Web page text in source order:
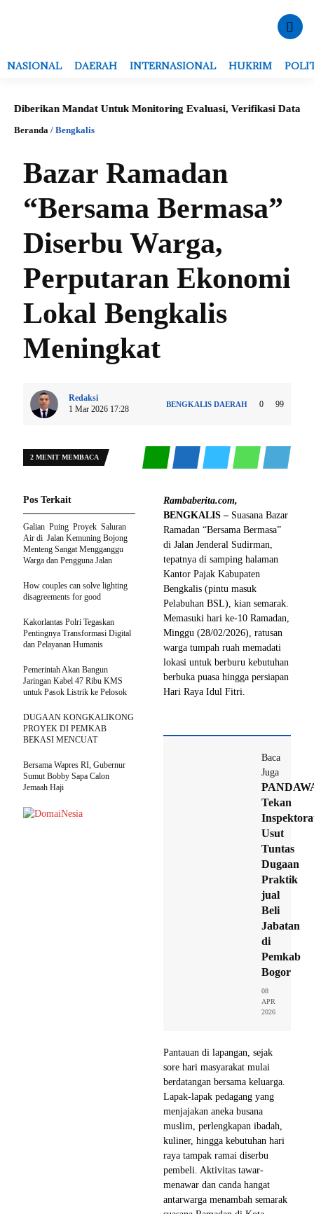
NASIONAL DAERAH INTERNASIONAL HUKRIM
Mandat Untuk Monitoring Evaluasi, Verifikasi Data Serta
Beranda / Bengkalis
Bazar Ramadan
“Bersama Bermasa”
Diserbu Warga,
Perputaran Ekonomi
Lokal Bengkalis
Meningkat
Redaksi
1 Mar 2026 17:28
BENGKALIS DAERAH 0 99
2 MENIT MEMBACA
Rambaberita.com,
BENGKALIS – Suasana Bazar
Ramadan “Bersama Bermasa”
di Jalan Jenderal Sudirman,
tepatnya di samping halaman
Kantor Pajak Kabupaten
Bengkalis (pintu masuk
Pelabuhan BSL), kian semarak.
Memasuki hari ke-10 Ramadan,
Minggu (28/02/2026), ratusan
warga tumpah ruah memadati
lokasi untuk berburu kebutuhan
berbuka puasa hingga persiapan
Hari Raya Idul Fitri.
Baca
Juga
Tekan
Usut
Tuntas
Dugaan
Praktik
jual
Beli
Jabatan
di
Pemkab
Bogor
08
APR
2026
Pantauan di lapangan, sejak
sore hari masyarakat mulai
berdatangan bersama keluarga.
Lapak-lapak pedagang yang
menjajakan aneka busana
muslim, perlengkapan ibadah,
kuliner, hingga kebutuhan hari
raya tampak ramai diserbu
pembeli. Aktivitas tawar-
menawar dan canda hangat
antarwarga menambah semarak
Pos Terkait
Galian Puing Proyek Saluran
Air di Jalan Kemuning Bojong
Menteng Sangat Mengganggu
Warga dan Pengguna Jalan
How couples can solve lighting
disagreements for good
Kakorlantas Polri Tegaskan
Pentingnya Transformasi Digital
dan Pelayanan Humanis
Pemerintah Akan Bangun
Jaringan Kabel 47 Ribu KMS
untuk Pasok Listrik ke Pelosok
DUGAAN KONGKALIKONG
PROYEK DI PEMKAB
BEKASI MENCUAT
Bersama Wapres RI, Gubernur
Sumut Bobby Sapa Calon
Jemaah Haji